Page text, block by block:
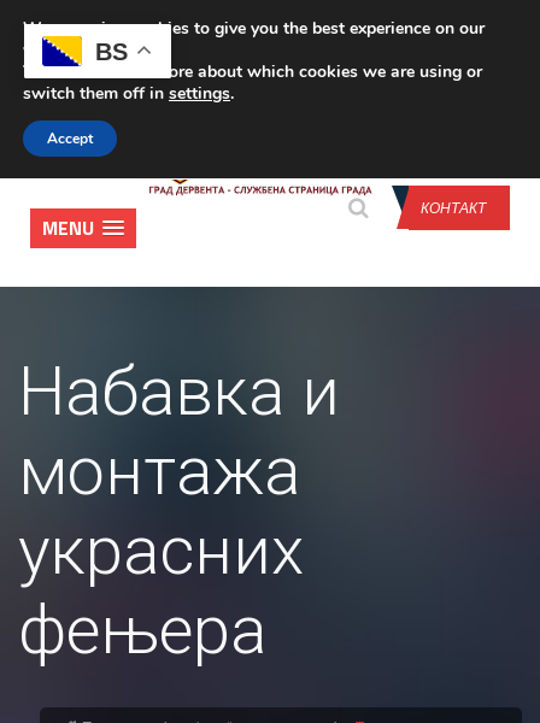
CONTACT US
КОНТАКТ
MENU
Набавка и
монтажа
украсних
фењера
BS
We are using cookies to give you the best experience on our
website.
You can find out more about which cookies we are using or
switch them off in settings.
Accept